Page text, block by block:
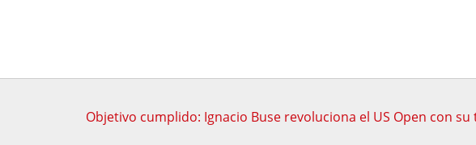
Objetivo cumplido: Ignacio Buse revoluciona el US Open con su